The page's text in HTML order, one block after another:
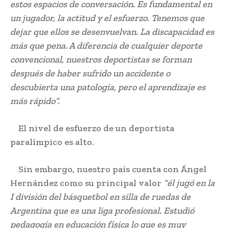
estos espacios de conversación. Es fundamental en
un jugador, la actitud y el esfuerzo. Tenemos que
dejar que ellos se desenvuelvan. La discapacidad es
más que pena. A diferencia de cualquier deporte
convencional, nuestros deportistas se forman
después de haber sufrido un accidente o
descubierta una patología, pero el aprendizaje es
más rápido”.
El nivel de esfuerzo de un deportista
paralímpico es alto.
Sin embargo, nuestro país cuenta con Ángel
Hernández como su principal valor “él jugó en la
I división del básquetbol en silla de ruedas de
Argentina que es una liga profesional. Estudió
pedagogía en educación física lo que es muy